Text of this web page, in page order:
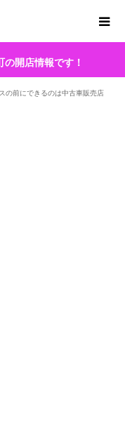
の開店情報です！
の前にできるのは中古車販売店